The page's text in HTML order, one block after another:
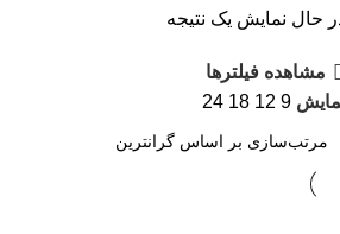
حال نمایش یک نتیجه
مشاهده فیلترها
9
12
18
24